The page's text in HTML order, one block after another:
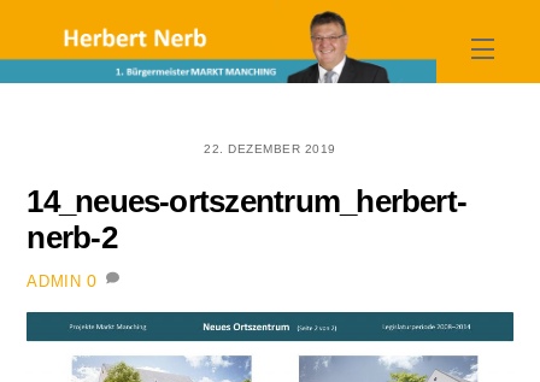
Menu
22. DEZEMBER 2019
14_neues-ortszentrum_herbert-
nerb-2
ADMIN 0